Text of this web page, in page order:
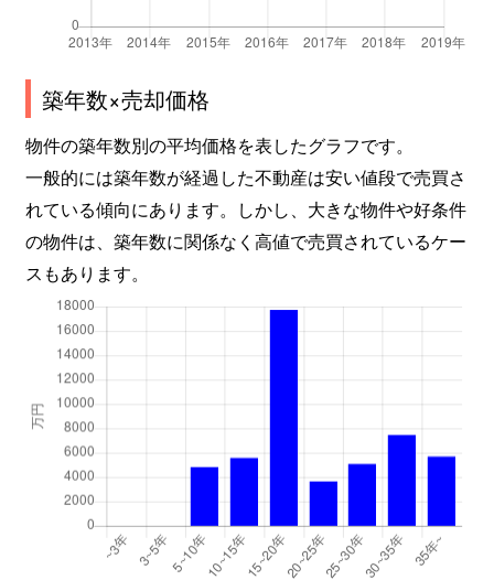
築年数×売却価格
物件の築年数別の平均価格を表したグラフです。
一般的には築年数が経過した不動産は安い値段で売買さ
れている傾向にあります。しかし、大きな物件や好条件
の物件は、築年数に関係なく高値で売買されているケー
スもあります。